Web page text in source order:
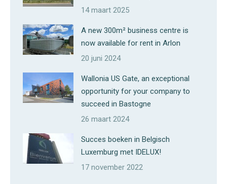
14 maart 2025
A new 300m² business centre is
now available for rent in Arlon
20 juni 2024
Wallonia US Gate, an exceptional
opportunity for your company to
succeed in Bastogne
26 maart 2024
Succes boeken in Belgisch
Luxemburg met IDELUX!
17 november 2022